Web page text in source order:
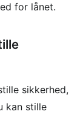
for lånet.
sikkerhed,
kan stille